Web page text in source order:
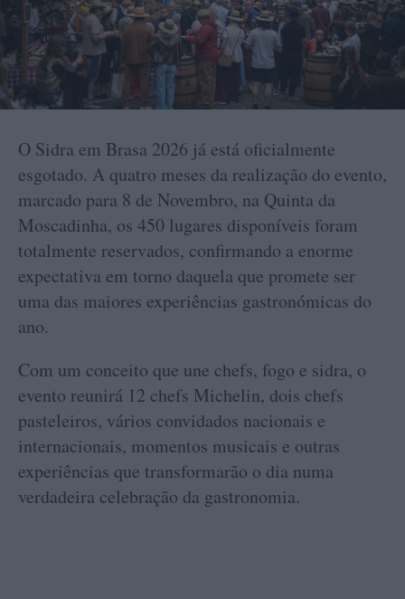
O Sidra em Brasa 2026 já está oficialmente
esgotado. A quatro meses da realização do evento,
marcado para 8 de Novembro, na Quinta da
Moscadinha, os 450 lugares disponíveis foram
totalmente reservados, confirmando a enorme
expectativa em torno daquela que promete ser
uma das maiores experiências gastronómicas do
ano.
Com um conceito que une chefs, fogo e sidra, o
evento reunirá 12 chefs Michelin, dois chefs
pasteleiros, vários convidados nacionais e
internacionais, momentos musicais e outras
experiências que transformarão o dia numa
verdadeira celebração da gastronomia.